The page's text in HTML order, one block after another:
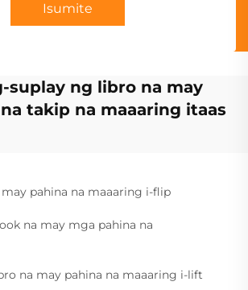
Isumite
suplay ng libro na may
takip na maaaring itaas
pahina na maaaring i-flip
na may mga pahina na
na may pahina na maaaring i-lift